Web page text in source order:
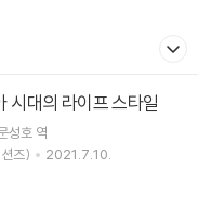
시대의 라이프 스타일
성호 역
즈)
2021.7.10.